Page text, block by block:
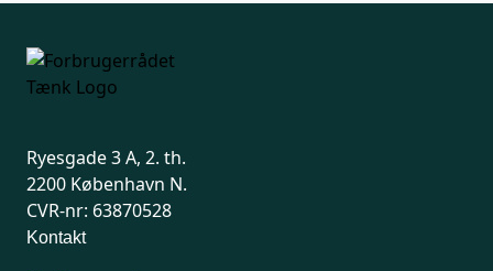
Ryesgade 3 A, 2. th.
2200 København N.
CVR-nr: 63870528
Kontakt